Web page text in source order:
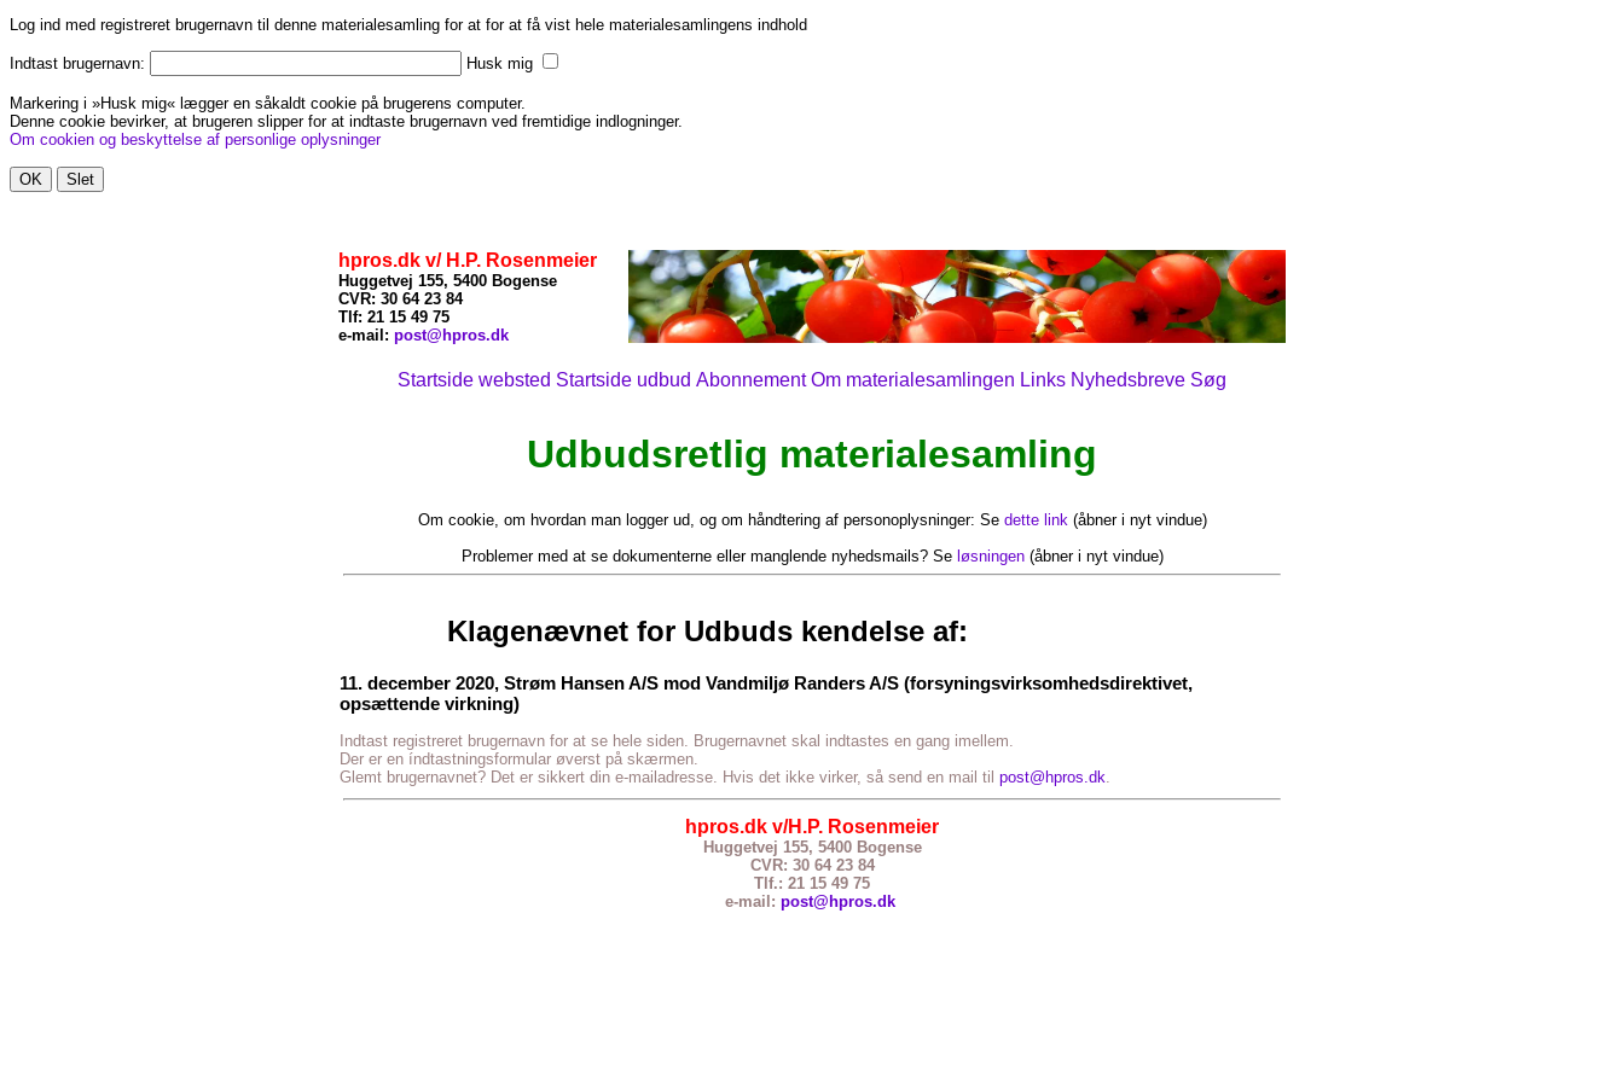
Log ind med registreret brugernavn til denne materialesamling for at for at få vist hele materialesamlingens indhold
Indtast brugernavn: Husk mig
Markering i »Husk mig« lægger en såkaldt cookie på brugerens computer.
Denne cookie bevirker, at brugeren slipper for at indtaste brugernavn ved fremtidige indlogninger.
Om cookien og beskyttelse af personlige oplysninger
hpros.dk v/ H.P. Rosenmeier
Huggetvej 155, 5400 Bogense
CVR: 30 64 23 84
Tlf: 21 15 49 75
e-mail: post@hpros.dk
Startside websted Startside udbud Abonnement Om materialesamlingen Links Nyhedsbreve Søg
Udbudsretlig materialesamling
Om cookie, om hvordan man logger ud, og om håndtering af personoplysninger: Se dette link(åbner i nyt vindue)
Problemer med at se dokumenterne eller manglende nyhedsmails? Se løsningen(åbner i nyt vindue)
Klagenævnet for Udbuds kendelse af:
11. december 2020, Strøm Hansen A/S mod Vandmiljø Randers A/S (forsyningsvirksomhedsdirektivet,
opsættende virkning)
Indtast registreret brugernavn for at se hele siden. Brugernavnet skal indtastes en gang imellem.
Der er en índtastningsformular øverst på skærmen.
Glemt brugernavnet? Det er sikkert din e-mailadresse. Hvis det ikke virker, så send en mail til post@hpros.dk.
hpros.dk v/H.P. Rosenmeier
Huggetvej 155, 5400 Bogense
CVR: 30i 64 23 84
Tlf.: 21 15 49 75
e-mail: post@hpros.dk